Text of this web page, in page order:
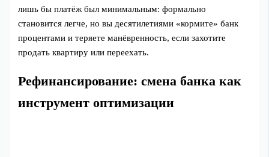
лишь бы платёж был минимальным: формально
становится легче, но вы десятилетиями «кормите» банк
процентами и теряете манёвренность, если захотите
продать квартиру или переехать.
Рефинансирование: смена банка как
инструмент оптимизации